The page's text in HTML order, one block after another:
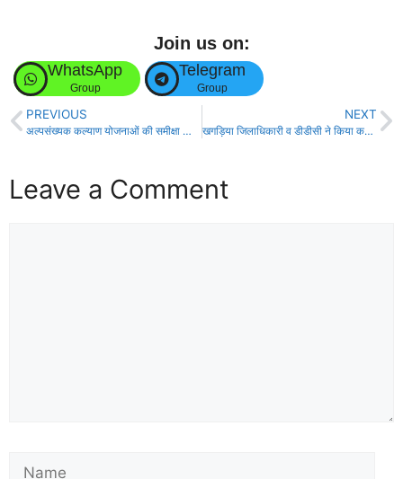
Join us on:
WhatsApp
Group
Telegram
Group
PREVIOUS
अल्पसंख्यक कल्याण योजनाओं की समीक्षा को लेकर अधिकारियों की बैठक!
NEXT
खगड़िया जिलाधिकारी व डीडीसी ने किया कई क्षेत्रों का दौरा, सुनी समस्याएं!
Leave a Comment